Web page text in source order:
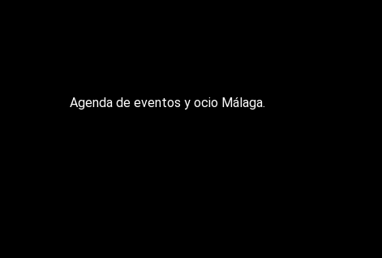
Agenda de eventos y ocio Málaga.